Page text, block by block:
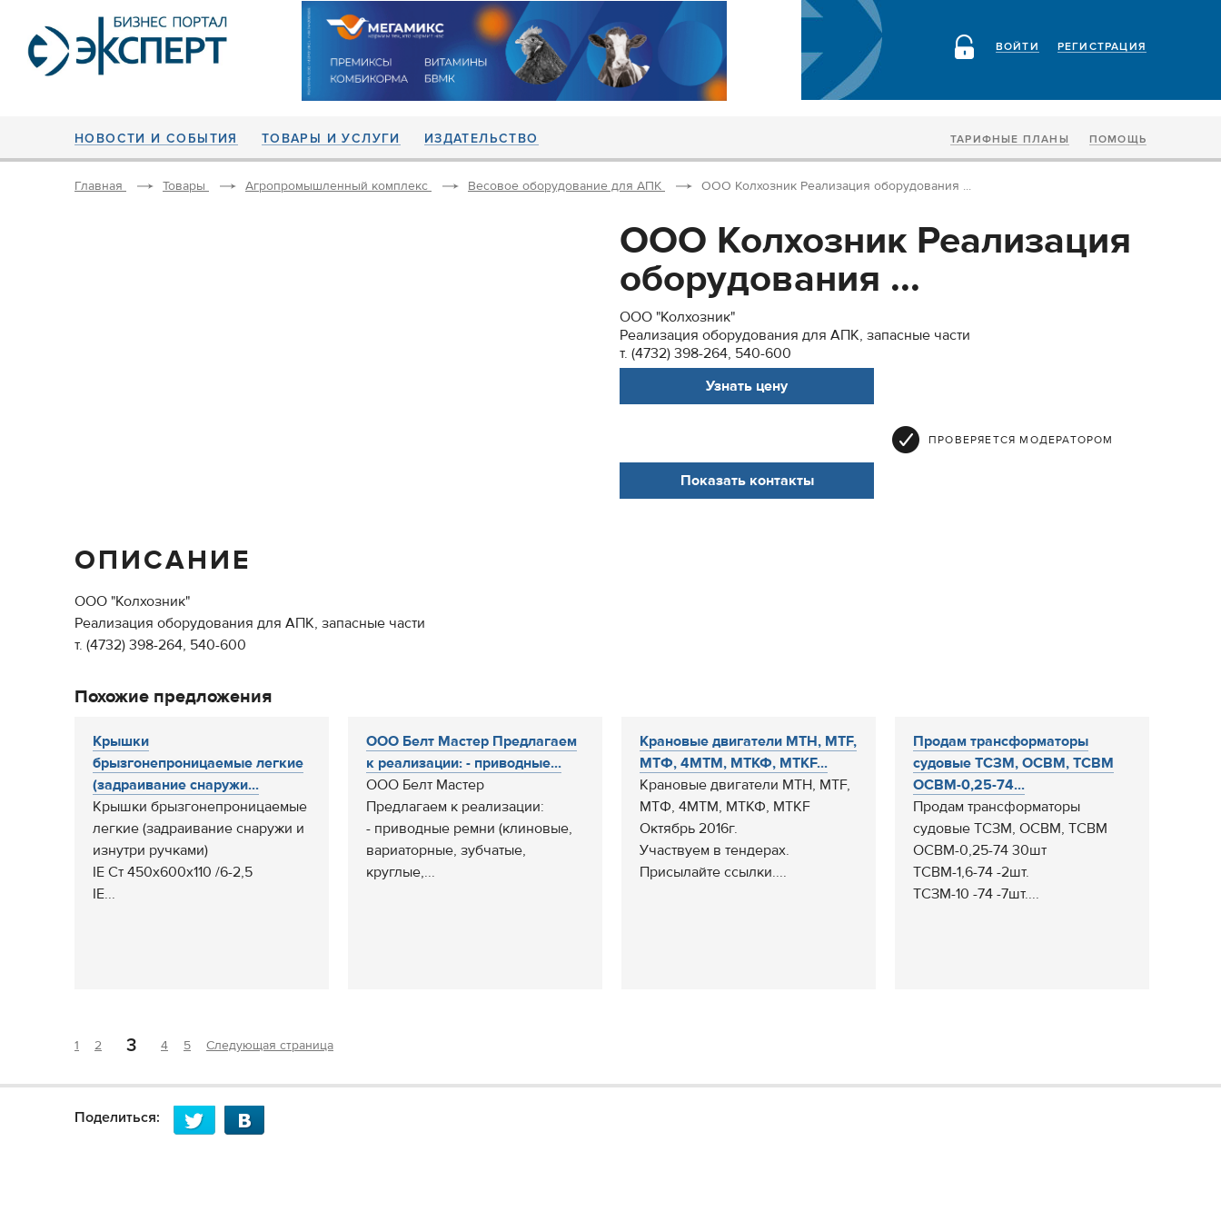
РЕГИСТРАЦИЯ
ВОЙТИ
НОВОСТИ И СОБЫТИЯ ТОВАРЫ И УСЛУГИ ИЗДАТЕЛЬСТВО ТАРИФНЫЕ ПЛАНЫ ПОМОЩЬ
Главная Товары Агропромышленный комплекс Весовое оборудование для АПК ООО Колхозник Реализация оборудования ...
ООО Колхозник Реализация
оборудования ...
ООО "Колхозник"
Реализация оборудования для АПК, запасные части
т. (4732) 398-264, 540-600
Узнать цену
ПРОВЕРЯЕТСЯ МОДЕРАТОРОМ
Показать контакты
ОПИСАНИЕ
ООО "Колхозник"
Реализация оборудования для АПК, запасные части
т. (4732) 398-264, 540-600
Похожие предложения
Крышки
брызгонепроницаемые легкие
(задраивание снаружи...
Крышки брызгонепроницаемые
легкие (задраивание снаружи и
изнутри ручками)
IE Ст 450x600x110 /6-2,5
IE...
ООО Белт Мастер Предлагаем
к реализации: - приводные...
ООО Белт Мастер
Предлагаем к реализации:
- приводные ремни (клиновые,
вариаторные, зубчатые,
круглые,...
Крановые двигатели МТН, MTF,
МТФ, 4МТМ, МТКФ, MTKF...
Крановые двигатели МТН, MTF,
МТФ, 4МТМ, МТКФ, MTKF
Октябрь 2016г.
Участвуем в тендерах.
Присылайте ссылки....
Продам трансформаторы
судовые ТСЗМ, ОСВМ, ТСВМ
ОСВМ-0,25-74...
Продам трансформаторы
судовые ТСЗМ, ОСВМ, ТСВМ
ОСВМ-0,25-74 30шт
ТСВМ-1,6-74 -2шт.
ТСЗМ-10 -74 -7шт....
1 2 3 4 5 Следующая страница
Поделиться: